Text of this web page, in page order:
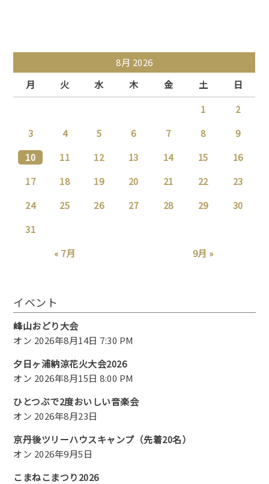
8月 2026
月
火 水 木 金 土
日
1
2
3
4 5 6 7 8
9
10
11 12 13 14 15
16
17
18 19 20 21 22
23
24
25 26 27 28 29
30
31
« 7月
9月 »
イベント
峰山おどり大会
オン 2026年8月14日 7:30 PM
夕日ヶ浦納涼花火大会2026
オン 2026年8月15日 8:00 PM
ひとつぶで2度おいしい音楽会
オン 2026年8月23日
京丹後ツリーハウスキャンプ（先着20名）
オン 2026年9月5日
こまねこまつり2026